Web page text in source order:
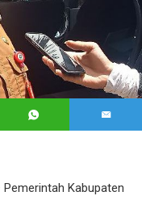
Pemerintah Kabupaten